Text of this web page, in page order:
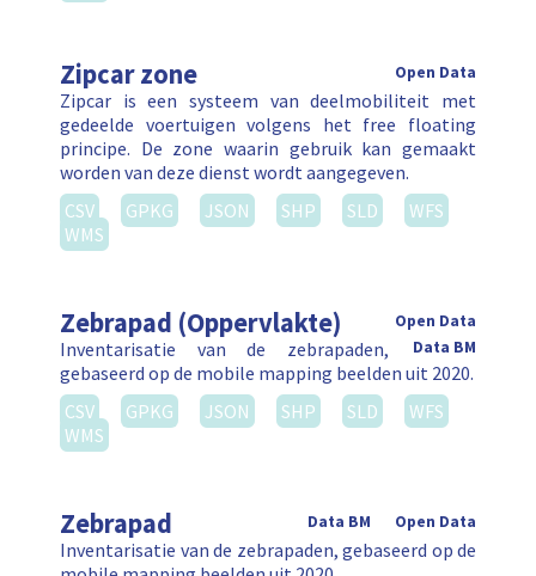
Zipcar zone Open Data
Zipcar is een systeem van deelmobiliteit met
gedeelde voertuigen volgens het free floating
principe. De zone waarin gebruik kan gemaakt
worden van deze dienst wordt aangegeven.
CSV
GPKG JSON SHP SLD
WFS
WMS
Zebrapad (Oppervlakte)
Open Data
Data BM
Inventarisatie van de zebrapaden,
gebaseerd op de mobile mapping beelden uit 2020.
CSV
GPKG JSON SHP SLD
WFS
WMS
Zebrapad Open Data
Data BM
Inventarisatie van de zebrapaden, gebaseerd op de